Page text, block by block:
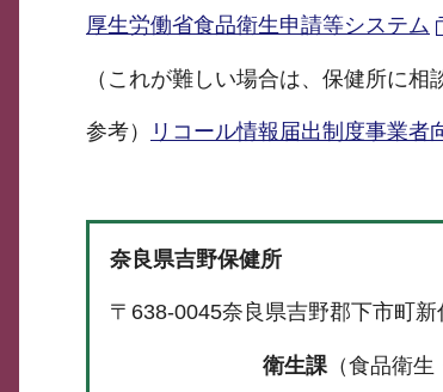
厚生労働省食品衛生申請等システム
（これが難しい場合は、保健所に相
参考） リコール情報届出制度事業者
奈良県吉野保健所
〒638-0045奈良県吉野郡下市町
衛生課 （食品衛